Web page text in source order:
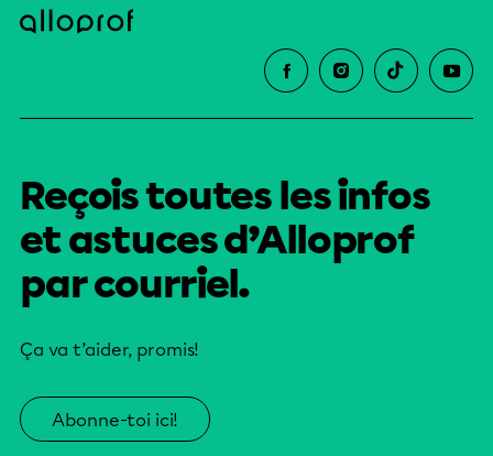
Reçois toutes les infos
et astuces d’Alloprof
par courriel.
Ça va t’aider, promis!
Abonne-toi ici!